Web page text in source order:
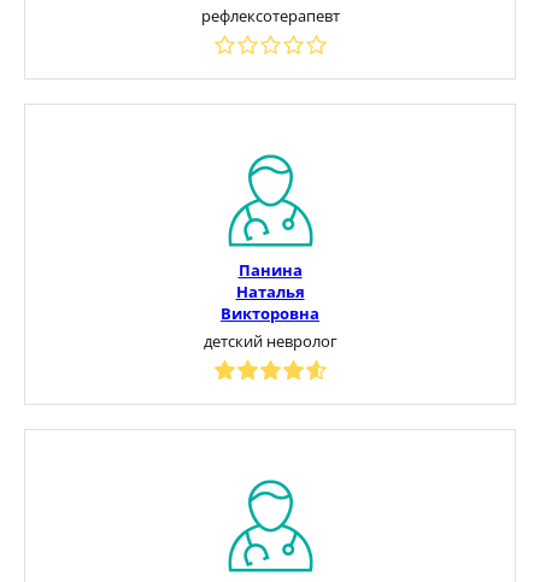
рефлексотерапевт
Панина
Наталья
Викторовна
детский невролог